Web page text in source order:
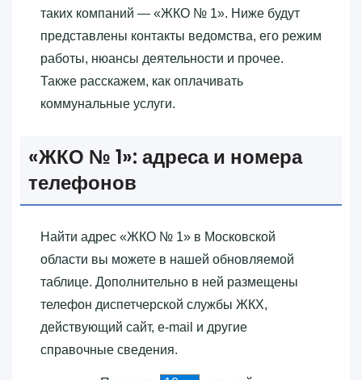
таких компаний — «‎ЖКО № 1»‎. Ниже будут
представлены контакты ведомства, его режим
работы, нюансы деятельности и прочее.
Также расскажем, как оплачивать
коммунальные услуги.
«‎ЖКО № 1»‎: адреса и номера
телефонов
Найти адрес «‎ЖКО № 1»‎ в Московской
области вы можете в нашей обновляемой
таблице. Дополнительно в ней размещены
телефон диспетчерской службы ЖКХ,
действующий сайт, e-mail и другие
справочные сведения.